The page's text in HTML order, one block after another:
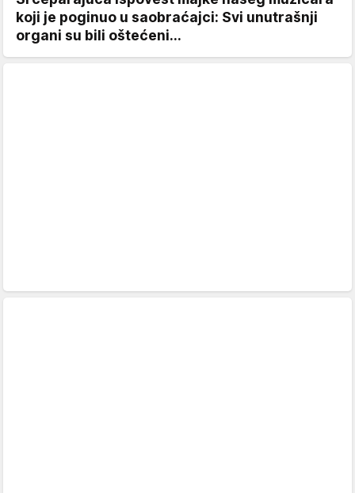
koji je poginuo u saobraćajci: Svi unutrašnji
organi su bili oštećeni...